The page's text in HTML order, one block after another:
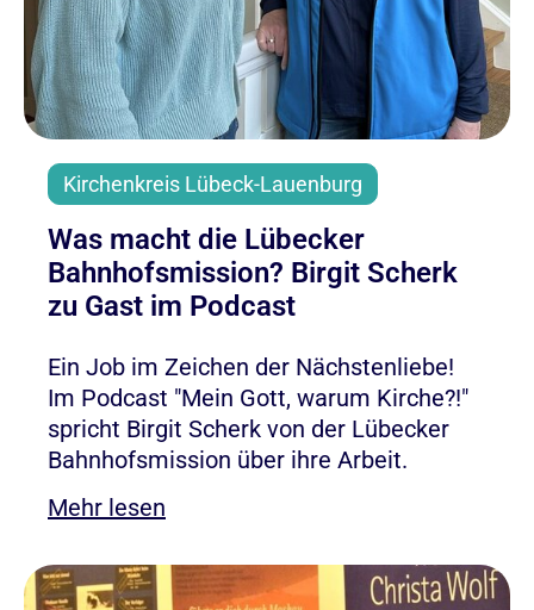
Kirchenkreis Lübeck-Lauenburg
Was macht die Lübecker
Bahnhofsmission? Birgit Scherk
zu Gast im Podcast
Ein Job im Zeichen der Nächstenliebe!
Im Podcast "Mein Gott, warum Kirche?!"
spricht Birgit Scherk von der Lübecker
Bahnhofsmission über ihre Arbeit.
Mehr lesen